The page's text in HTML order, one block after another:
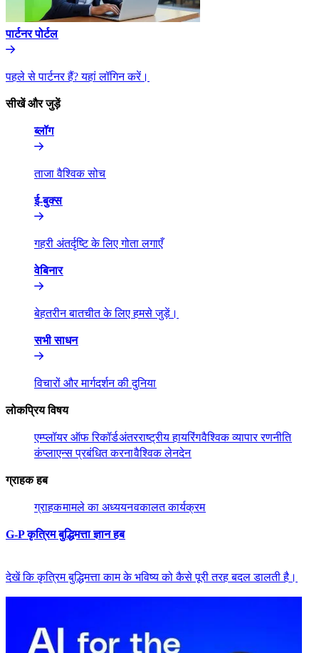
पार्टनर पोर्टल​​
पहले से पार्टनर हैं? यहां लॉगिन करें।​​
सीखें और जुड़ें​​
ब्लॉग​​
ताजा वैश्विक सोच​​
ई-बुक्स​​
गहरी अंतर्दृष्टि के लिए गोता लगाएँ​​
वेबिनार​​
बेहतरीन बातचीत के लिए हमसे जुड़ें।​​
सभी साधन​​
विचारों और मार्गदर्शन की दुनिया​​
लोकप्रिय विषय​​
एम्प्लॉयर ऑफ रिकॉर्ड​​अंतरराष्ट्रीय हायरिंग​​वैश्विक व्यापार रणनीति​​
कंप्लाएन्स प्रबंधित करना​​वैश्विक लेनदेन​​
ग्राहक हब​​
ग्राहक​​मामले का अध्ययन​​वकालत कार्यक्रम​​
G-P कृत्रिम बुद्धिमत्ता ज्ञान हब​​
देखें कि कृत्रिम बुद्धिमत्ता काम के भविष्य को कैसे पूरी तरह बदल डालती है।​​